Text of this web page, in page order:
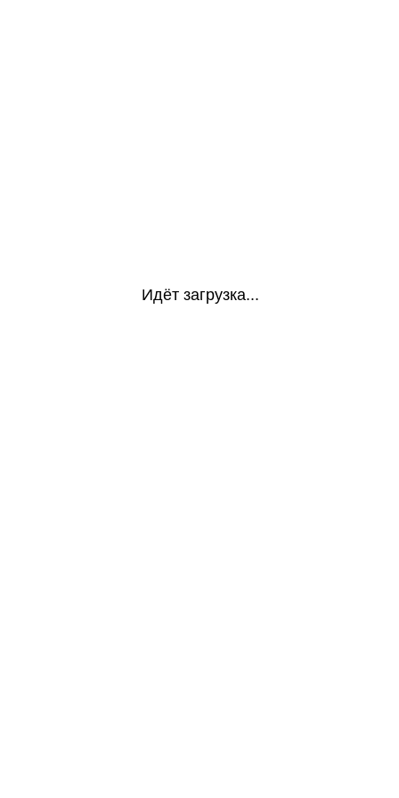
Идёт загрузка...